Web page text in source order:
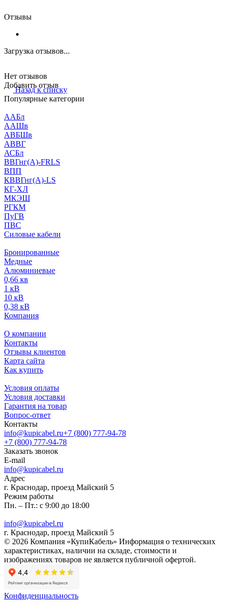
Отзывы
Загрузка отзывов...
Нет отзывов
Добавить отзыв
Назад к списку
Популярные категории
ААБл
ААШв
АВБШв
АВВГ
АСБл
ВВГнг(А)-FRLS
ВПП
КВВГнг(А)-LS
КГ-ХЛ
МКЭШ
РГКМ
ПуГВ
ПВС
Силовые кабели
Бронированные
Медные
Алюминиевые
0,66 кв
1 кВ
10 кВ
0,38 кВ
Компания
О компании
Контакты
Отзывы клиентов
Карта сайта
Как купить
Условия оплаты
Условия доставки
Гарантия на товар
Вопрос-ответ
Контакты
info@kupicabel.ru+7 (800) 777-94-78
+7 (800) 777-94-78
Заказать звонок
E-mail
info@kupicabel.ru
Адрес
г. Краснодар, проезд Майский 5
Режим работы
Пн. – Пт.: с 9:00 до 18:00
info@kupicabel.ru
г. Краснодар, проезд Майский 5
© 2026 Компания «КупиКабель» Информация о технических
характеристиках, наличии на складе, стоимости и
изображениях товаров не является публичной офертой.
Конфиденциальность